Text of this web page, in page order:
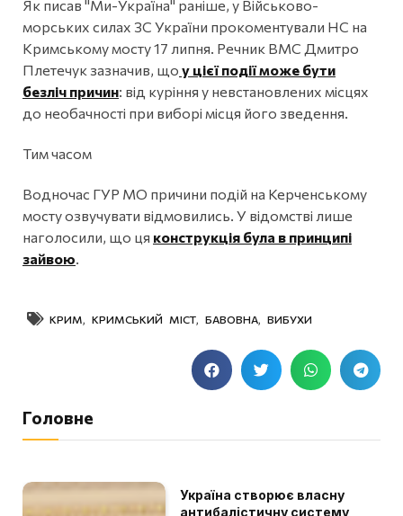
Як писав "Ми-Україна" раніше, у Військово-
морських силах ЗС України прокоментували НС на
Кримському мосту 17 липня. Речник ВМС Дмитро
Плетечук зазначив, що у цієї події може бути
безліч причин: від куріння у невстановлених місцях
до необачності при виборі місця його зведення.
Тим часом
Водночас ГУР МО причини подій на Керченському
мосту озвучувати відмовились. У відомстві лише
наголосили, що ця конструкція була в принципі
зайвою
КРИМ КРИМСЬКИЙ МІСТ БАВОВНА ВИБУХИ
Головне
Україна створює власну
антибалістичну систему